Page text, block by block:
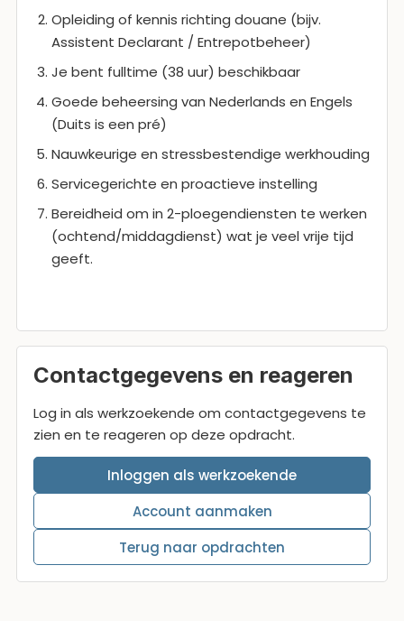
Opleiding of kennis richting douane (bijv.
Assistent Declarant / Entrepotbeheer)
Je bent fulltime (38 uur) beschikbaar
Goede beheersing van Nederlands en Engels
(Duits is een pré)
Nauwkeurige en stressbestendige werkhouding
Servicegerichte en proactieve instelling
Bereidheid om in 2-ploegendiensten te werken
(ochtend/middagdienst) wat je veel vrije tijd
geeft.
Contactgegevens en reageren
Log in als werkzoekende om contactgegevens te
zien en te reageren op deze opdracht.
Inloggen als werkzoekende
Account aanmaken
Terug naar opdrachten